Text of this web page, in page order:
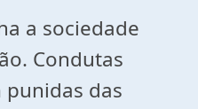
a sociedade
Condutas
das